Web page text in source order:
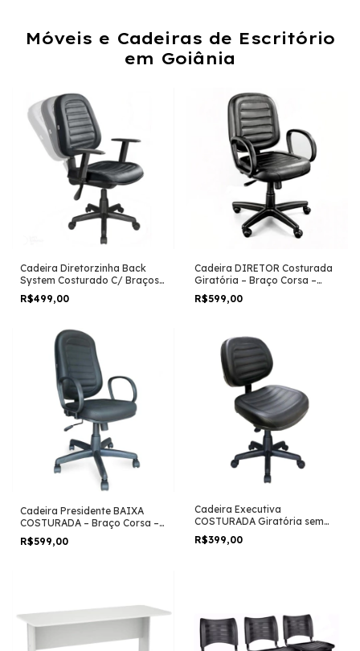
Móveis e Cadeiras de Escritório
em Goiânia
Cadeira Diretorzinha Back
System Costurado C/ Braços
Reguláveis – Cor Preto –
MARTIFLEX – 32996
R$499,00
Cadeira DIRETOR Costurada
Giratória – Braço Corsa –
Corino Preto – MARTIFLEX –
30210
R$599,00
Cadeira Presidente BAIXA
COSTURADA – Braço Corsa –
COR PRETA – MARTIFLEX –
30102
R$599,00
Cadeira Executiva
COSTURADA Giratória sem
Braços - Cor Preta -
MARTIFLEX - 31002
R$399,00